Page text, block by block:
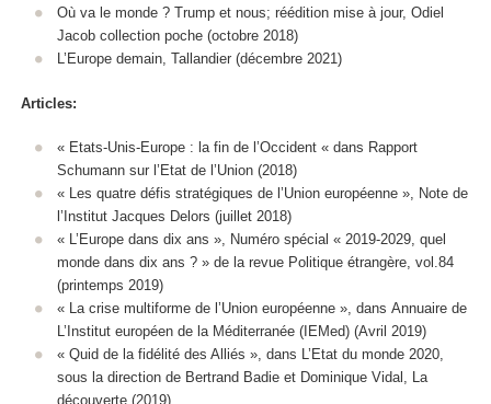
Où va le monde ? Trump et nous; réédition mise à jour, Odiel
Jacob collection poche (octobre 2018)
L’Europe demain, Tallandier (décembre 2021)
Articles:
« Etats-Unis-Europe : la fin de l’Occident « dans Rapport
Schumann sur l’Etat de l’Union (2018)
« Les quatre défis stratégiques de l’Union européenne », Note de
l’Institut Jacques Delors (juillet 2018)
« L’Europe dans dix ans », Numéro spécial « 2019-2029, quel
monde dans dix ans ? » de la revue Politique étrangère, vol.84
(printemps 2019)
« La crise multiforme de l’Union européenne », dans Annuaire de
L’Institut européen de la Méditerranée (IEMed) (Avril 2019)
« Quid de la fidélité des Alliés », dans L’Etat du monde 2020,
sous la direction de Bertrand Badie et Dominique Vidal, La
découverte (2019)